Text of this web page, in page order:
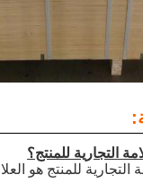
التجارية للمنتج؟
للمنتج هو